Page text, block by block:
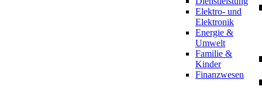
Elektro- und
Elektronik
Energie &
Umwelt
Familie &
Kinder
Finanzwesen